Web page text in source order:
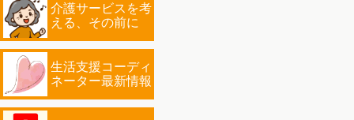
介護サービスを考
える、その前に
生活支援コーディ
ネーター最新情報